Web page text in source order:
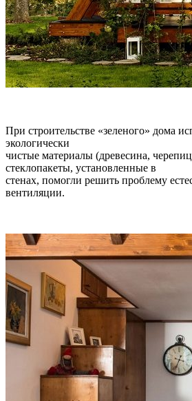
При строительстве «зеленого» дома
экологически
чистые материалы (древесина,
стеклопакеты, установленные в
стенах, помогли решить проблему
вентиляции.